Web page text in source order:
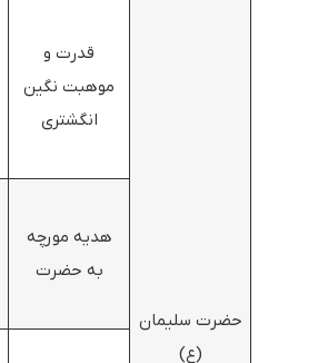
حضرت سلیمان
(ع)
قدرت و
موهبت نگین
انگشتری
هدیه مورچه
به حضرت